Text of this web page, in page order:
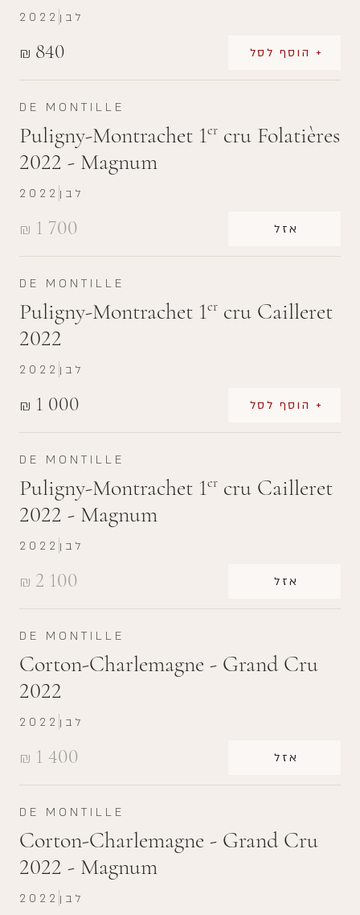
₪ 840 + הוסף לסל
2022 לבן
DE MONTILLE
Puligny-Montrachet 1er cru Folatières
2022 - Magnum
₪ 1 700 אזל
2022 לבן
DE MONTILLE
Puligny-Montrachet 1er cru Cailleret
2022
₪ 1 000 + הוסף לסל
2022 לבן
DE MONTILLE
Puligny-Montrachet 1er cru Cailleret
2022 - Magnum
₪ 2 100 אזל
2022 לבן
DE MONTILLE
Corton-Charlemagne - Grand Cru
2022
₪ 1 400 אזל
2022 לבן
DE MONTILLE
Corton-Charlemagne - Grand Cru
2022 - Magnum
2022 לבן